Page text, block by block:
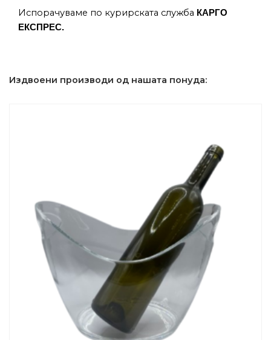
Испорачуваме по курирската служба КАРГО
ЕКСПРЕС.
Издвоени производи од нашата понуда: